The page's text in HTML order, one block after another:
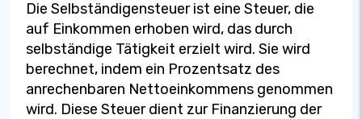
Die Selbständigensteuer ist eine Steuer, die
auf Einkommen erhoben wird, das durch
selbständige Tätigkeit erzielt wird. Sie wird
berechnet, indem ein Prozentsatz des
anrechenbaren Nettoeinkommens genommen
wird. Diese Steuer dient zur Finanzierung der